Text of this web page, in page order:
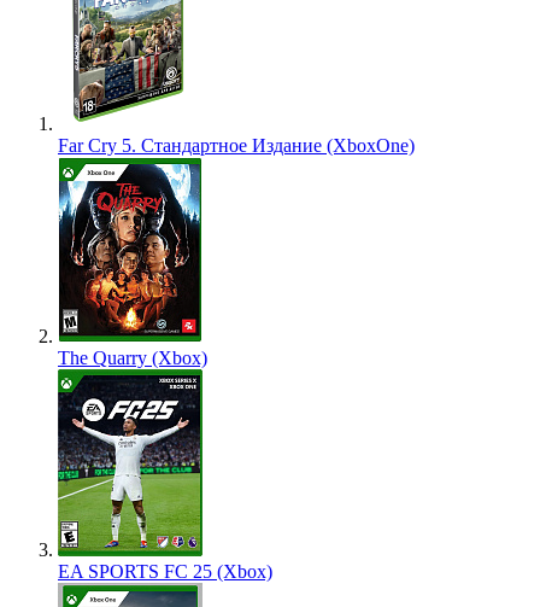
Far Cry 5. Стандартное Издание (XboxOne)
The Quarry (Xbox)
EA SPORTS FC 25 (Xbox)